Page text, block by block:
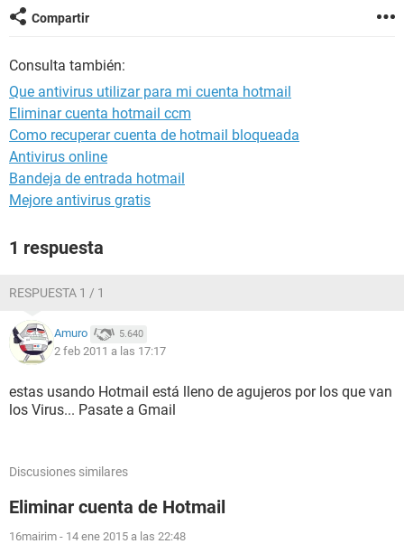
Compartir
Consulta también:
Que antivirus utilizar para mi cuenta hotmail
Eliminar cuenta hotmail ccm
Como recuperar cuenta de hotmail bloqueada
Antivirus online
Bandeja de entrada hotmail
Mejore antivirus gratis
1 respuesta
RESPUESTA 1 / 1
Amuro 5.640
2 feb 2011 a las 17:17
estas usando Hotmail está lleno de agujeros por los que van
los Virus... Pasate a Gmail
Discusiones similares
Eliminar cuenta de Hotmail
16mairim - 14 ene 2015 a las 22:48